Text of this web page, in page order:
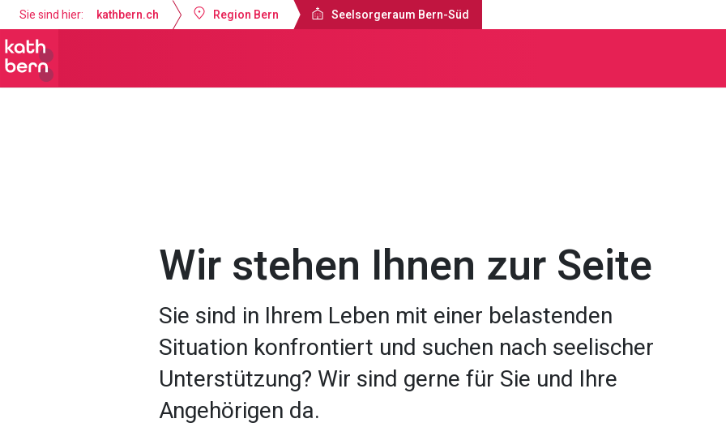
Sie sind hier: kathbern.ch Region Bern Seelsorgeraum Bern-Süd
Wir stehen Ihnen zur Seite
Sie sind in Ihrem Leben mit einer belastenden
Situation konfrontiert und suchen nach seelischer
Unterstützung? Wir sind gerne für Sie und Ihre
Angehörigen da.